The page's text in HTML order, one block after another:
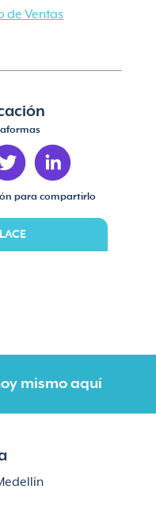
de Ventas
para compartirlo
mismo aquí